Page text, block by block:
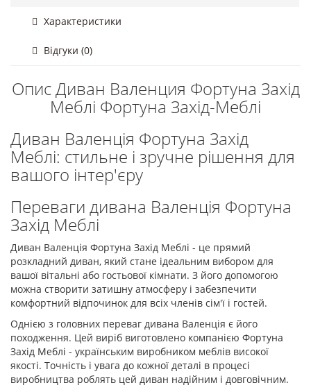
Характеристики
Відгуки (0)
Опис Диван Валенция Фортуна Захід
Меблі Фортуна Захід-Меблі
Диван Валенція Фортуна Захід
Меблі: стильне і зручне рішення для
вашого інтер'єру
Переваги дивана Валенція Фортуна
Захід Меблі
Диван Валенція Фортуна Захід Меблі - це прямий
розкладний диван, який стане ідеальним вибором для
вашої вітальні або гостьової кімнати. З його допомогою
можна створити затишну атмосферу і забезпечити
комфортний відпочинок для всіх членів сім'ї і гостей.
Однією з головних переваг дивана Валенція є його
походження. Цей виріб виготовлено компанією Фортуна
Захід Меблі - українським виробником меблів високої
якості. Точність і увага до кожної деталі в процесі
виробництва роблять цей диван надійним і довговічним.